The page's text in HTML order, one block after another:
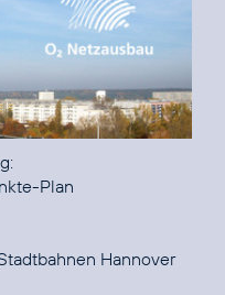
Plan
Hannover